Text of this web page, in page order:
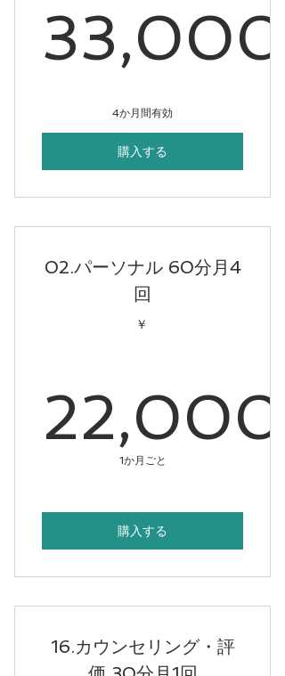
33,000
4か月間有効
購入する
02.パーソナル 60分月4
回
￥
22,000
1か月ごと
購入する
16.カウンセリング・評